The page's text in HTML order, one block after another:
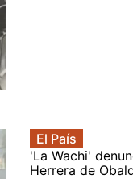
El País
'La Wachi'
Herrera de